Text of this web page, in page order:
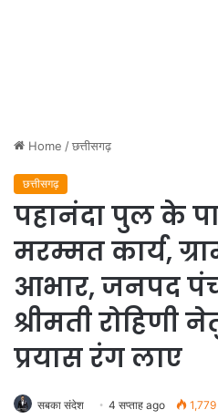
Home /छत्तीसगढ़
छत्तीसगढ़
पहानंदा पुल के
मरम्मत कार्य,
आभार, जनपद
श्रीमती रोहिणी
प्रयास रंग लाए
सबका संदेश 4 सप्ताह ago 1,779